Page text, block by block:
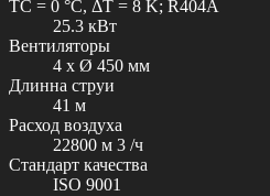
TC = 0 °C, ΔT = 8 K; R404A
25.3 кВт
Вентиляторы
4 x Ø 450 мм
Длинна струи
41 м
Расход воздуха
22800 м 3 /ч
Стандарт качества
ISO 9001